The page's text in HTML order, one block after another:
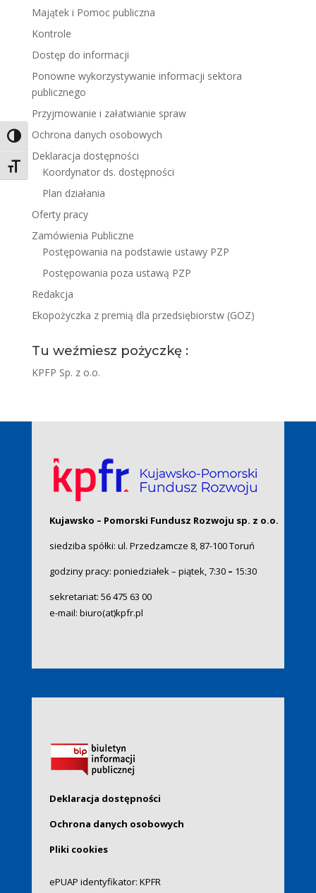
Toggle High Contrast
Toggle Font size
Majątek i Pomoc publiczna
Kontrole
Dostęp do informacji
Ponowne wykorzystywanie informacji sektora
publicznego
Przyjmowanie i załatwianie spraw
Ochrona danych osobowych
Deklaracja dostępności
Koordynator ds. dostępności
Plan działania
Oferty pracy
Zamówienia Publiczne
Postępowania na podstawie ustawy PZP
Postępowania poza ustawą PZP
Redakcja
Ekopożyczka z premią dla przedsiębiorstw (GOZ)
Tu weźmiesz pożyczkę :
KPFP Sp. z o.o.
Kujawsko – Pomorski Fundusz Rozwoju sp. z o.o.
siedziba spółki: ul. Przedzamcze 8, 87-100 Toruń
godziny pracy: poniedziałek – piątek, 7:30– 15:30
sekretariat: 56 475 63 00
e-mail: biuro(at)kpfr.pl
Deklaracja dostępności
Ochrona danych osobowych
Pliki cookies
ePUAP identyfikator: KPFR